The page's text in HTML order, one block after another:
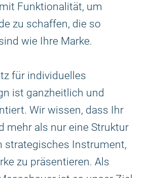
Funktionalität, um
zu schaffen, die so
wie Ihre Marke.
für individuelles
ist ganzheitlich und
Wir wissen, dass Ihr
mehr als nur eine Struktur
strategisches Instrument,
zu präsentieren. Als